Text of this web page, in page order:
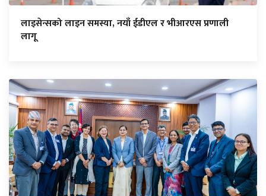
लाइसेन्सको लाइन समस्या, नयाँ ईडीएल र भीआरएस प्रणाली
लागू